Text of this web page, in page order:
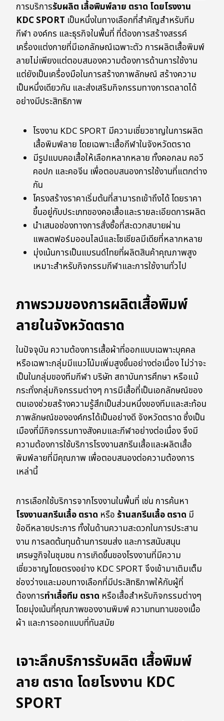
การบริการรับผลิต เสื้อพิมพ์ลาย ตราด โดยโรงงาน
KDC SPORT เป็นหนึ่งในทางเลือกที่สำคัญสำหรับทีม
กีฬา องค์กร และธุรกิจในพื้นที่ ที่ต้องการสร้างสรรค์
เครื่องแต่งกายที่มีเอกลักษณ์เฉพาะตัว การผลิตเสื้อพิมพ์
ลายไม่เพียงแต่ตอบสนองความต้องการด้านการใช้งาน
แต่ยังเป็นเครื่องมือในการสร้างภาพลักษณ์ สร้างความ
เป็นหนึ่งเดียวกัน และส่งเสริมกิจกรรมทางการตลาดได้
อย่างมีประสิทธิภาพ
โรงงาน KDC SPORT มีความเชี่ยวชาญในการผลิต
เสื้อพิมพ์ลาย โดยเฉพาะเสื้อกีฬาในจังหวัดตราด
มีรูปแบบคอเสื้อให้เลือกหลากหลาย ทั้งคอกลม คอวี
คอปก และคอจีน เพื่อตอบสนองการใช้งานที่แตกต่าง
กัน
โครงสร้างราคาเริ่มต้นที่สามารถเข้าถึงได้ โดยราคา
ขึ้นอยู่กับประเภทของคอเสื้อและรายละเอียดการผลิต
นำเสนอช่องทางการสั่งซื้อที่สะดวกสบายผ่าน
แพลตฟอร์มออนไลน์และโซเชียลมีเดียที่หลากหลาย
มุ่งเน้นการเป็นแบรนด์ไทยที่ผลิตสินค้าคุณภาพสูง
เหมาะสำหรับกิจกรรมกีฬาและการใช้งานทั่วไป
ภาพรวมของการผลิตเสื้อพิมพ์
ลายในจังหวัดตราด
ในปัจจุบัน ความต้องการเสื้อผ้าที่ออกแบบเฉพาะบุคคล
หรือเฉพาะกลุ่มมีแนวโน้มเพิ่มสูงขึ้นอย่างต่อเนื่อง ไม่ว่าจะ
เป็นในกลุ่มของทีมกีฬา บริษัท สถาบันการศึกษา หรือแม้
กระทั่งกลุ่มกิจกรรมต่างๆ การมีเสื้อที่เป็นเอกลักษณ์ของ
ตนเองช่วยสร้างความรู้สึกเป็นส่วนหนึ่งของทีมและสะท้อน
ภาพลักษณ์ขององค์กรได้เป็นอย่างดี จังหวัดตราด ซึ่งเป็น
เมืองที่มีกิจกรรมทางสังคมและกีฬาอย่างต่อเนื่อง จึงมี
ความต้องการใช้บริการโรงงานสกรีนเสื้อและผลิตเสื้อ
พิมพ์ลายที่มีคุณภาพ เพื่อตอบสนองต่อความต้องการ
เหล่านี้
การเลือกใช้บริการจากโรงงานในพื้นที่ เช่น การค้นหา
โรงงานสกรีนเสื้อ ตราด หรือ ร้านสกรีนเสื้อ ตราด มี
ข้อดีหลายประการ ทั้งในด้านความสะดวกในการประสาน
งาน การลดต้นทุนด้านการขนส่ง และการสนับสนุน
เศรษฐกิจในชุมชน การเกิดขึ้นของโรงงานที่มีความ
เชี่ยวชาญโดยตรงอย่าง KDC SPORT จึงเข้ามาเติมเต็ม
ช่องว่างและมอบทางเลือกที่มีประสิทธิภาพให้กับผู้ที่
ต้องการทำเสื้อทีม ตราด หรือเสื้อสำหรับกิจกรรมต่างๆ
โดยมุ่งเน้นที่คุณภาพของงานพิมพ์ ความทนทานของเนื้อ
ผ้า และการออกแบบที่ทันสมัย
เจาะลึกบริการรับผลิต เสื้อพิมพ์
ลาย ตราด โดยโรงงาน KDC
SPORT